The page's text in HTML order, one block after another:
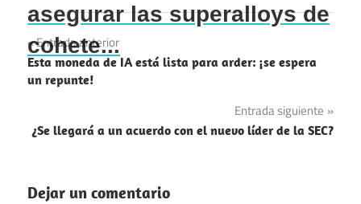
asegurar las superalloys de
cohete...
Navegación
de
Entrada anterior
Esta moneda de IA está lista para arder: ¡se espera
un repunte!
Entrada siguiente
¿Se llegará a un acuerdo con el nuevo líder de la SEC?
Dejar un comentario